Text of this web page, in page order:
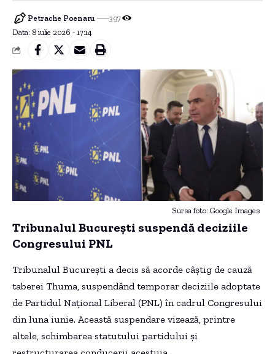
Data: 8 iulie 2026 - 17:14
Petrache Poenaru 397
Sursa foto: Google Images
Tribunalul București suspendă deciziile
Congresului PNL
Tribunalul București a decis să acorde câștig de cauză
taberei Thuma, suspendând temporar deciziile adoptate
de Partidul Național Liberal (PNL) în cadrul Congresului
din luna iunie. Această suspendare vizează, printre
altele, schimbarea statutului partidului și